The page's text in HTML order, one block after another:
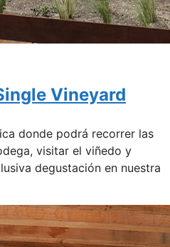
Vineyard
donde podrá recorrer las
visitar el viñedo y
degustación en nuestra